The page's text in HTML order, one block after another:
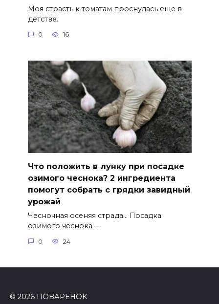
Моя страсть к томатам проснулась еще в
детстве.
0 16
Что положить в лунку при посадке
озимого чеснока? 2 ингредиента
помогут собрать с грядки завидный
урожай
Чесночная осеняя страда… Посадка
озимого чеснока —
0 24
© 2026 ПОВАРЁНОК